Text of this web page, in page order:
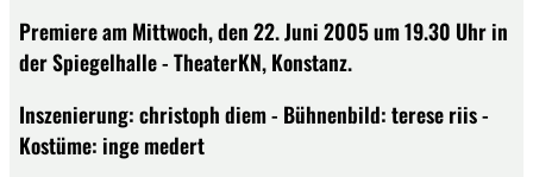
Premiere am Mittwoch, den 22. Juni 2005 um 19.30 Uhr in
der Spiegelhalle - TheaterKN, Konstanz.
Inszenierung: christoph diem - Bühnenbild: terese riis -
Kostüme: inge medert